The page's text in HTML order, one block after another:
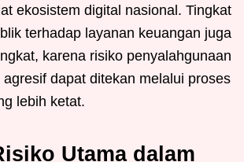
ekosistem digital nasional. Tingkat
terhadap layanan keuangan juga
karena risiko penyalahgunaan
dapat ditekan melalui proses
lebih ketat.
Utama dalam